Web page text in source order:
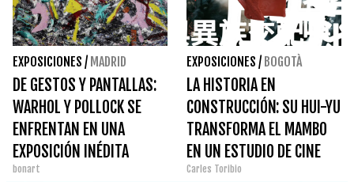
EXPOSICIONES / MADRID
DE GESTOS Y PANTALLAS:
WARHOL Y POLLOCK SE
ENFRENTAN EN UNA
EXPOSICIÓN INÉDITA
bonart
EXPOSICIONES / BOGOTÀ
LA HISTORIA EN
CONSTRUCCIÓN: SU HUI-YU
TRANSFORMA EL MAMBO
EN UN ESTUDIO DE CINE
Carles Toribio